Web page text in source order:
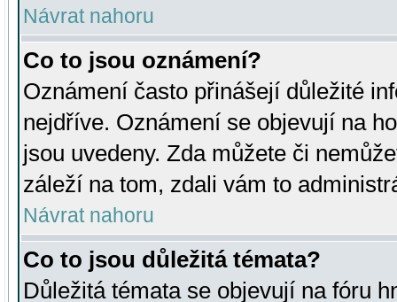
Návrat nahoru
Co to jsou oznámení?
Oznámení často přinášejí důležité
nejdříve. Oznámení se objevují na
jsou uvedeny. Zda můžete či
záleží na tom, zdali vám to
Návrat nahoru
Co to jsou důležitá témata?
Důležitá témata se objevují na fóru